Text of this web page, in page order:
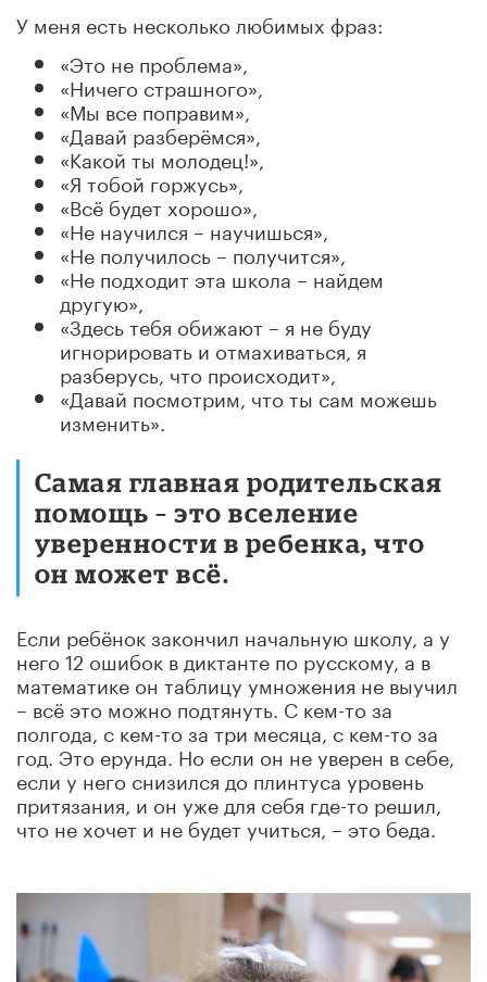
У меня есть несколько любимых фраз:
«Это не проблема»,
«Ничего страшного»,
«Мы все поправим»,
«Давай разберёмся»,
«Какой ты молодец!»,
«Я тобой горжусь»,
«Всё будет хорошо»,
«Не научился – научишься»,
«Не получилось – получится»,
«Не подходит эта школа – найдем
другую»,
«Здесь тебя обижают – я не буду
игнорировать и отмахиваться, я
разберусь, что происходит»,
«Давай посмотрим, что ты сам можешь
изменить».
Самая главная родительская
помощь – это вселение
уверенности в ребенка, что
он может всё.
Если ребёнок закончил начальную школу, а у
него 12 ошибок в диктанте по русскому, а в
математике он таблицу умножения не выучил
– всё это можно подтянуть. С кем-то за
полгода, с кем-то за три месяца, с кем-то за
год. Это ерунда. Но если он не уверен в себе,
если у него снизился до плинтуса уровень
притязания, и он уже для себя где-то решил,
что не хочет и не будет учиться, – это беда.